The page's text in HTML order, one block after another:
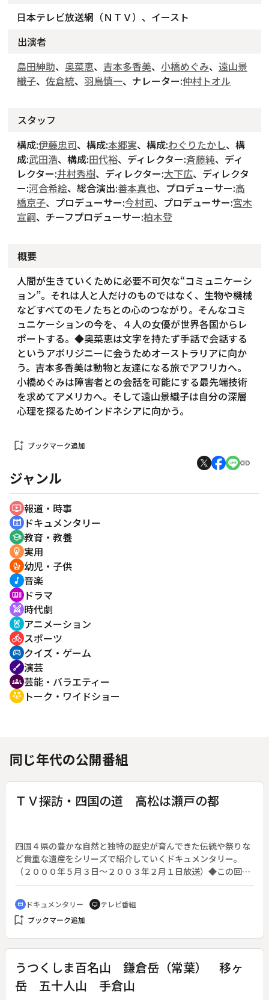
日本テレビ放送網（ＮＴＶ）、イースト
出演者
島田紳助、 奥菜恵、 吉本多香美、 小橋めぐみ、 遠山景
織子、 佐倉統、 羽鳥慎一、ナレーター:仲村トオル
スタッフ
構成:伊藤忠司、構成:本郷実、構成:わぐりたかし、構
成:武田浩、構成:田代裕、ディレクター:斉藤純、ディ
レクター:井村秀樹、ディレクター:大下広、ディレクタ
ー:河合希絵、総合演出:善本真也、プロデューサー:高
橋京子、プロデューサー:今村司、プロデューサー:宮木
宣嗣、チーフプロデューサー:柏木登
概要
人間が生きていくために必要不可欠な“コミュニケーシ
ョン”。それは人と人だけのものではなく、生物や機械
などすべてのモノたちとの心のつながり。そんなコミ
ュニケーションの今を、４人の女優が世界各国からレ
ポートする。◆奥菜恵は文字を持たず手話で会話する
というアボリジニーに会うためオーストラリアに向か
う。吉本多香美は動物と友達になる旅でアフリカへ。
小橋めぐみは障害者との会話を可能にする最先端技術
を求めてアメリカへ。そして遠山景織子は自分の深層
心理を探るためインドネシアに向かう。
bookmark_add ブックマーク追加
ジャンル
ondemand_video 報道・時事
cinematic_blur ドキュメンタリー
school 教育・教養
emoji_objects 実用
crib 幼児・子供
music_note 音楽
recent_actors ドラマ
swords 時代劇
cruelty_free アニメーション
directions_bike スポーツ
sports_esports クイズ・ゲーム
brush 演芸
groups 芸能・バラエティー
adaptive_audio_mic トーク・ワイドショー
同じ年代の公開番組
ＴＶ探訪・四国の道 高松は瀬戸の都
四国４県の豊かな自然と独特の歴史が育んできた伝統や祭りな
ど貴重な遺産をシリーズで紹介していくドキュメンタリー。
（２０００年５月３日～２００３年２月１日放送）◆この回は
「高松は瀬戸の都」として、古高松、高松城址、高松頼邑の
墓、弘憲寺、生駒親正肖像画の掛け軸、親正の妻の肖像画の掛
け軸、親正夫婦の墓、高松城、月見櫓、松平頼重像、松平頼重
領知目録、高松城下絵図、寺町、仏生山街道、法然寺、般若
竹居岬、竹居観音洞窟、松平頼重の別邸があった御殿の浜、香
川県商工奨励館、讃岐民芸館、屋島四国村、菊地寛銅像、菊地
寛記念館、などを紹介する。
cinematic_blur ドキュメンタリー tv テレビ番組
bookmark_add ブックマーク追加
うつくしま百名山 鎌倉岳（常葉） 移ヶ
岳 五十人山 手倉山